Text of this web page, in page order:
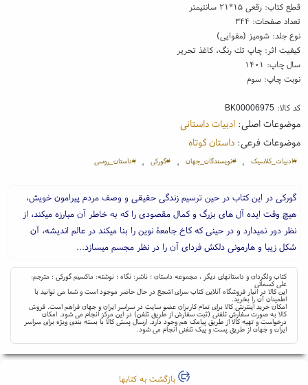
قطع کتاب: رقعی ۱۵*۲۱ سانتیمتر
تعداد صفحات: ۳۴۴
نوع جلد: شومیز (مقوایی)
کیفیت اثر: چاپ تك رنگ، کاغذ تحریر
سال چاپ: ۱۴۰۱
نوبت چاپ: سوم
کد کالا:BK00006975
موضوعات اصلی:ادبیات داستانی
موضوعات فرعی:داستان کوتاه
#ادبیات_کلاسیک ، #نویسندگان_جهان ، #گورکی ، #داستان_روسی
گورکی در این کتاب در حین ترسیم زندگی حقیقی و وصف مردم پیرامون خویش،
هیچ وقت ایده آل های بزرگ و کمال مقصودی را که به خاطر آن مبارزه میکند، از
نظر دور نمیدارد و در حینی که کاخ جامعۀ نوین را بنا میکند در عالم اندیشه، آن
شکل زیبا و هارمونی دلکش فردای آن را در نظر مجسم میسازد...
کتاب ولگردان و داستانهای دیگر ، مجموعه داستان ؛ ناشر: نگاه ؛ نوشته: ماکسیم گورکی ؛ مترجم:
علی کسمائی
این کالا در انبار فروشگاه آنلاین کتاب سرای اشجع در حال حاضر موجود است و شما می توانید با
اطمینان آن را بخرید.
امکان خرید اینترنتی کالا برای تمام کاربران عضو سایت در سراسر ایران و جهان فراهم است. فروش
کالا به صورت سفارش تلفنی (ثبت سفارش از طریق تلفن) در این مرکز انجام می شود. امکان
درخواست و تهیه کالا از طریق پیامک هم وجود دارد. ارسال پستی کالا با بسته بندی ویژه برای سراسر
ایران و جهان از طریق پست و پیک تلفنی انجام می شود.
بازگشت به کتابها